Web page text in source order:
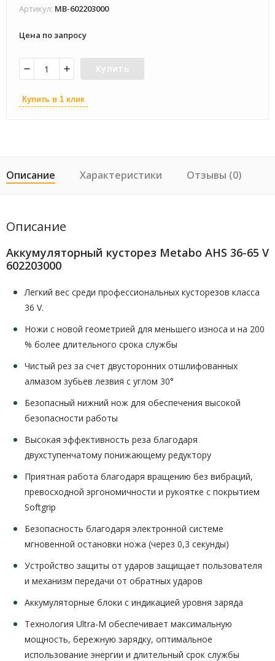
Артикул: MB-602203000
Цена по запросу
Купить
Купить в 1 клик
Описание Характеристики Отзывы (0)
Описание
Аккумуляторный кусторез Metabo AHS 36-65 V
602203000
Легкий вес среди профессиональных кусторезов класса
36 V.
Ножи с новой геометрией для меньшего износа и на 200
% более длительного срока службы
Чистый рез за счет двусторонних отшлифованных
алмазом зубьев лезвия с углом 30°
Безопасный нижний нож для обеспечения высокой
безопасности работы
Высокая эффективность реза благодаря
двухступенчатому понижающему редуктору
Приятная работа благодаря вращению без вибраций,
превосходной эргономичности и рукоятке с покрытием
Softgrip
Безопасность благодаря электронной системе
мгновенной остановки ножа (через 0,3 секунды)
Устройство защиты от ударов защищает пользователя
и механизм передачи от обратных ударов
Аккумуляторные блоки с индикацией уровня заряда
Технология Ultra-M обеспечивает максимальную
мощность, бережную зарядку, оптимальное
использование энергии и длительный срок службы